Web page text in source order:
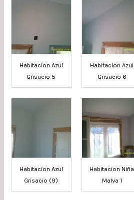
Habitacion Azul
Grisacio 5
Habitacion Azul
Grisacio 6
Habitacion Azul
Grisacio (9)
Habitacion Niña
Malva 1